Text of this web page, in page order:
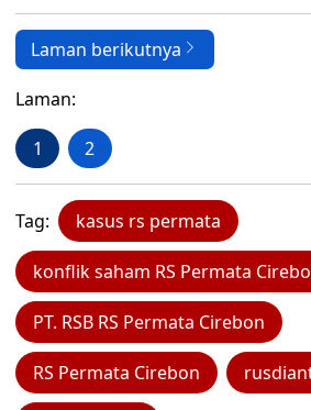
Laman berikutnya
Laman:
1 2
Tag: kasus rs permata
konflik saham RS Permata
PT. RSB RS Permata Cirebon
RS Permata Cirebon